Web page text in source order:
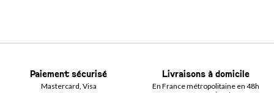
Paiement sécurisé
Mastercard, Visa
Livraisons à domicile
En France métropolitaine en 48h